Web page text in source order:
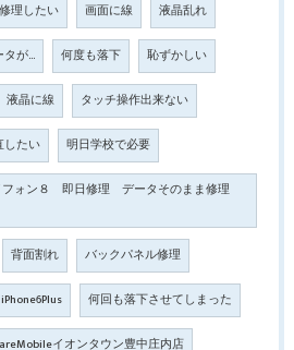
理したい 画面に線 液晶乱れ
タが… 何度も落下 恥ずかしい
液晶に線 タッチ操作出来ない
したい 明日学校で必要
ォン８ 即日修理 データそのまま修理
背面割れ バックパネル修理
iPhone6Plus 何回も落下させてしまった
イオンタウン豊中庄内店